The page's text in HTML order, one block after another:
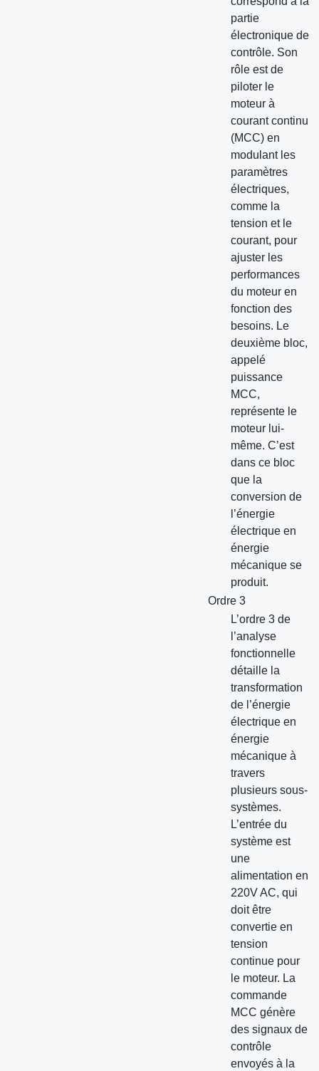
partie
électronique de
contrôle. Son
rôle est de
piloter le
moteur à
courant continu
(MCC) en
modulant les
paramètres
électriques,
comme la
tension et le
courant, pour
ajuster les
performances
du moteur en
fonction des
besoins. Le
deuxième bloc,
appelé
puissance
MCC,
représente le
moteur lui-
même. C’est
dans ce bloc
que la
conversion de
l’énergie
électrique en
énergie
mécanique se
produit.
Ordre 3
L’ordre 3 de
l’analyse
fonctionnelle
détaille la
transformation
de l’énergie
électrique en
énergie
mécanique à
travers
plusieurs sous-
systèmes.
L’entrée du
système est
une
alimentation en
220V AC, qui
doit être
convertie en
tension
continue pour
le moteur. La
commande
MCC génère
des signaux de
contrôle
envoyés à la